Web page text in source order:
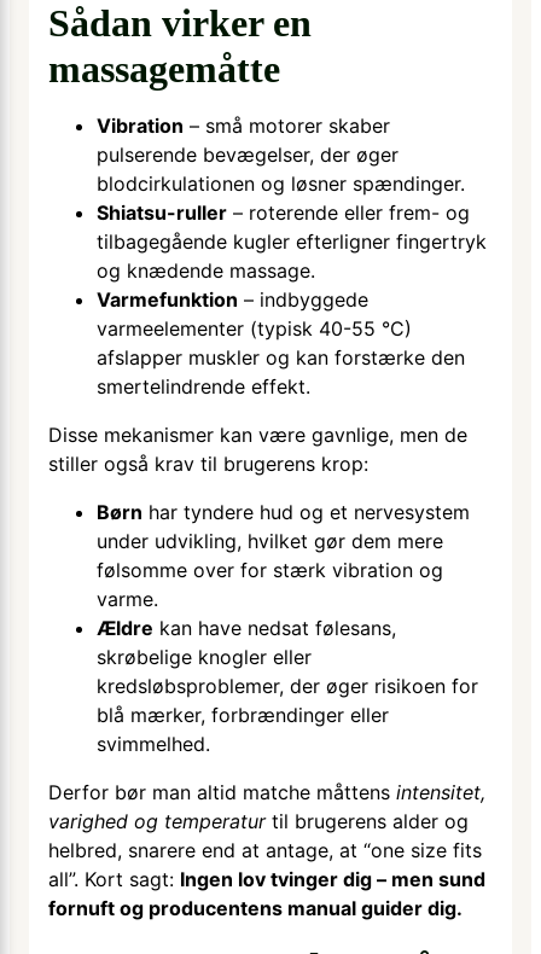
Sådan virker en
massagemåtte
Vibration – små motorer skaber
pulserende bevægelser, der øger
blodcirkulationen og løsner spændinger.
Shiatsu-ruller – roterende eller frem- og
tilbagegående kugler efterligner fingertryk
og knædende massage.
Varmefunktion – indbyggede
varmeelementer (typisk 40-55 °C)
afslapper muskler og kan forstærke den
smertelindrende effekt.
Disse mekanismer kan være gavnlige, men de
stiller også krav til brugerens krop:
Børn har tyndere hud og et nervesystem
under udvikling, hvilket gør dem mere
følsomme over for stærk vibration og
varme.
Ældre kan have nedsat følesans,
skrøbelige knogler eller
kredsløbsproblemer, der øger risikoen for
blå mærker, forbrændinger eller
svimmelhed.
Derfor bør man altid matche måttens intensitet,
varighed og temperaturtil brugerens alder og
helbred, snarere end at antage, at “one size fits
all”. Kort sagt: Ingen lov tvinger dig – men sund
fornuft og producentens manual guider dig.